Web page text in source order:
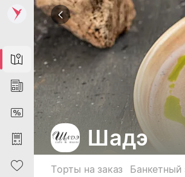
Map
News
DiscountCard
Purchases
Heart
Шадэ
Торты на заказ Банкетный